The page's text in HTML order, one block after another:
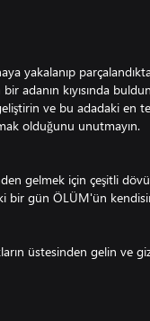
yakalanıp
kıyısında
ve bu adadaki en
olduğunu unutmayın.
gelmek için çeşitli
bir gün ÖLÜM'ün
üstesinden gelin ve